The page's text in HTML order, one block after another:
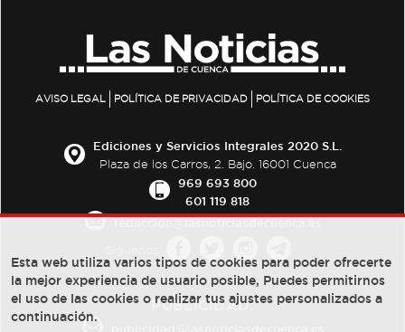
AVISO LEGAL POLÍTICA DE PRIVACIDAD POLÍTICA DE COOKIES
Ediciones y Servicios Integrales 2020 S.L.
Plaza de los Carros, 2. Bajo. 16001 Cuenca
969 693 800
601 119 818
PUBLICIDAD:
Esta web utiliza varios tipos de cookies para poder ofrecerte
la mejor experiencia de usuario posible, Puedes permitirnos
el uso de las cookies o realizar tus ajustes personalizados a
continuación.